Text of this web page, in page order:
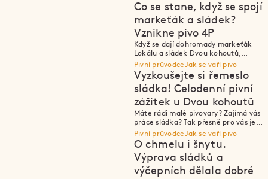
Co se stane, když se spojí
markeťák a sládek?
Vznikne pivo 4P
Když se dají dohromady markeťák
Lokálu a sládek Dvou kohoutů,
vznikne Místní 4P – první pivo po práci.
Pivní průvodceJak se vaří pivo
Vyzkoušejte si řemeslo
sládka! Celodenní pivní
zážitek u Dvou kohoutů
Máte rádi malé pivovary? Zajímá vás
práce sládka? Tak přesně pro vás je
zážitek Den se sládkem u Dvou
kohoutů!
Pivní průvodceJak se vaří pivo
O chmelu i šnytu.
Výprava sládků a
výčepních dělala dobré